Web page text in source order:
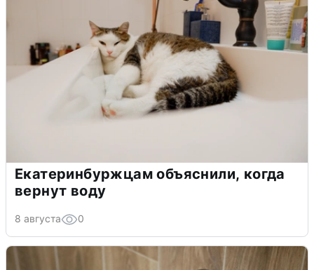
Екатеринбуржцам объяснили, когда
вернут воду
8 августа 0